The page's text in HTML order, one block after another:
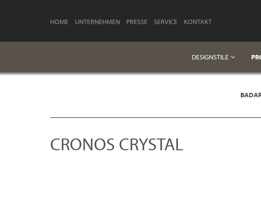
HOME UNTERNEHMEN PRESSE SERVICE KONTAKT
DESIGNSTILE
CRONOS CRYSTAL